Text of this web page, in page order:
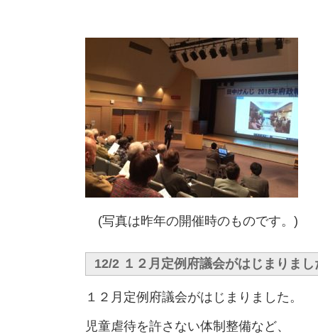
(写真は昨年の開催時のものです。)
12/2 １２月定例府議会がはじまりまし
１２月定例府議会がはじまりました。
児童虐待を許さない体制整備など、